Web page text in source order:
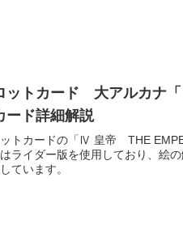
ットカード 大アルカナ
ード詳細解説
トカードの「Ⅳ 皇帝 THE
ライダー版を使用しており、絵
ています。